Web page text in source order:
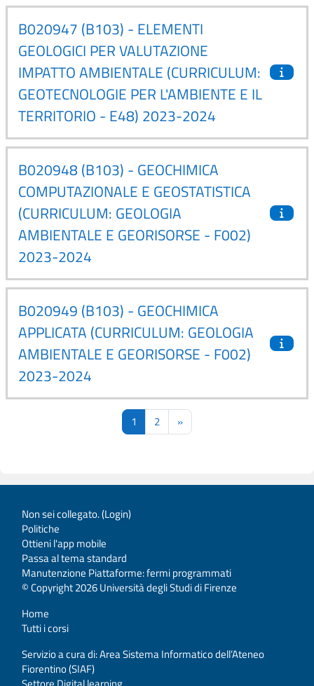
B020947 (B103) - ELEMENTI
GEOLOGICI PER VALUTAZIONE
IMPATTO AMBIENTALE (CURRICULUM:
GEOTECNOLOGIE PER L'AMBIENTE E IL
TERRITORIO - E48) 2023-2024
B020948 (B103) - GEOCHIMICA
COMPUTAZIONALE E GEOSTATISTICA
(CURRICULUM: GEOLOGIA
AMBIENTALE E GEORISORSE - F002)
2023-2024
B020949 (B103) - GEOCHIMICA
APPLICATA (CURRICULUM: GEOLOGIA
AMBIENTALE E GEORISORSE - F002)
2023-2024
1 Pagina 1
2Pagina 2
»Pagina successiva
Non sei collegato. (Login)
Politiche
Ottieni l'app mobile
Passa al tema standard
Manutenzione Piattaforme: fermi programmati
© Copyright 2026 Università degli Studi di Firenze
Home
Tutti i corsi
Servizio a cura di: Area Sistema Informatico dell’Ateneo
Fiorentino (SIAF)